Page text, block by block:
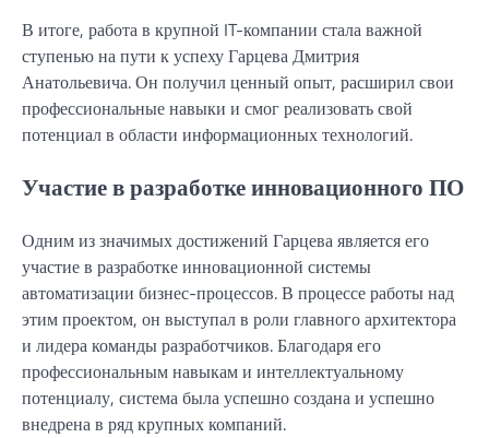
В итоге, работа в крупной IT-компании стала важной
ступенью на пути к успеху Гарцева Дмитрия
Анатольевича. Он получил ценный опыт, расширил свои
профессиональные навыки и смог реализовать свой
потенциал в области информационных технологий.
Участие в разработке инновационного ПО
Одним из значимых достижений Гарцева является его
участие в разработке инновационной системы
автоматизации бизнес-процессов. В процессе работы над
этим проектом, он выступал в роли главного архитектора
и лидера команды разработчиков. Благодаря его
профессиональным навыкам и интеллектуальному
потенциалу, система была успешно создана и успешно
внедрена в ряд крупных компаний.